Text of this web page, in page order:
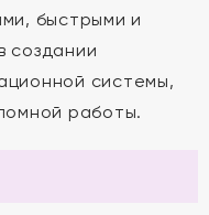
быстрыми и
создании
системы,
работы.